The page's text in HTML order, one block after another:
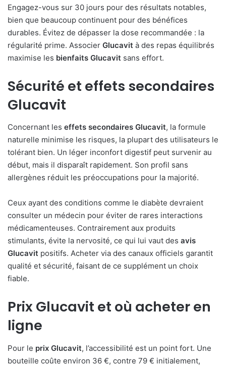
Engagez-vous sur 30 jours pour des résultats notables,
bien que beaucoup continuent pour des bénéfices
durables. Évitez de dépasser la dose recommandée : la
régularité prime. Associer Glucavit à des repas équilibrés
maximise les bienfaits Glucavit sans effort.
Sécurité et effets secondaires
Glucavit
Concernant les effets secondaires Glucavit, la formule
naturelle minimise les risques, la plupart des utilisateurs le
tolérant bien. Un léger inconfort digestif peut survenir au
début, mais il disparaît rapidement. Son profil sans
allergènes réduit les préoccupations pour la majorité.
Ceux ayant des conditions comme le diabète devraient
consulter un médecin pour éviter de rares interactions
médicamenteuses. Contrairement aux produits
stimulants, évite la nervosité, ce qui lui vaut des avis
Glucavit positifs. Acheter via des canaux officiels garantit
qualité et sécurité, faisant de ce supplément un choix
fiable.
Prix Glucavit et où acheter en
ligne
Pour le prix Glucavit, l’accessibilité est un point fort. Une
bouteille coûte environ 36 €, contre 79 € initialement,